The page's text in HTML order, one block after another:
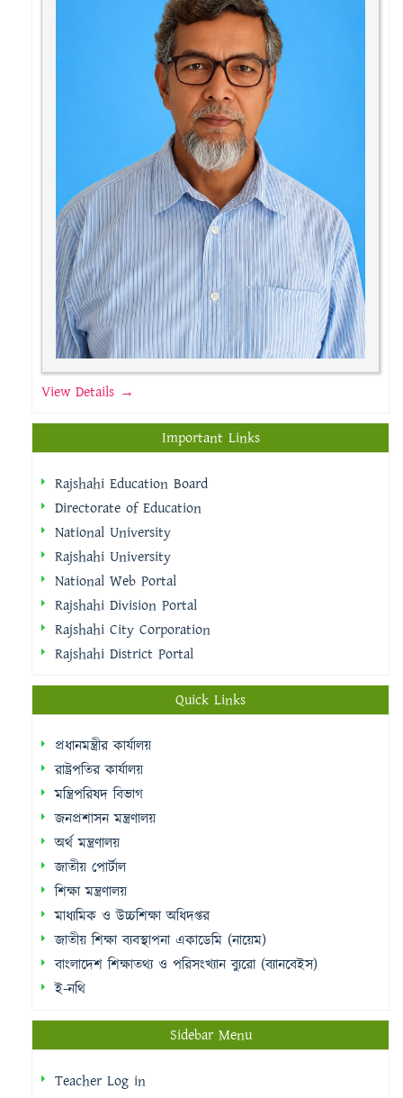
View Details →
Important Links
Rajshahi Education Board
Directorate of Education
National University
Rajshahi University
National Web Portal
Rajshahi Division Portal
Rajshahi City Corporation
Rajshahi District Portal
Quick Links
প্রধানমন্ত্রীর কার্যালয়
রাষ্ট্রপতির কার্যালয়
মন্ত্রিপরিষদ বিভাগ
জনপ্রশাসন মন্ত্রণালয়
অর্থ মন্ত্রণালয়
জাতীয় পোর্টাল
শিক্ষা মন্ত্রণালয়
মাধ্যমিক ও উচ্চশিক্ষা অধিদপ্তর
জাতীয় শিক্ষা ব্যবস্থাপনা একাডেমি (নায়েম)
বাংলাদেশ শিক্ষাতথ্য ও পরিসংখ্যান ব্যুরো (ব্যানবেইস)
ই-নথি
Sidebar Menu
Teacher Log in